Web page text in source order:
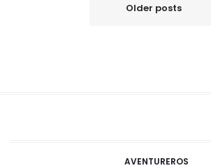
Older posts
AVENTUREROS